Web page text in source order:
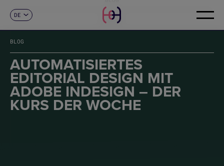
EN
FR
DE
IT
PT
KONTAKT
BLOG
AUTOMATISIERTES
EDITORIAL DESIGN MIT
ADOBE INDESIGN – DER
KURS DER WOCHE